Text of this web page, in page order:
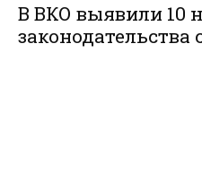
В ВКО выявили 10
законодательства